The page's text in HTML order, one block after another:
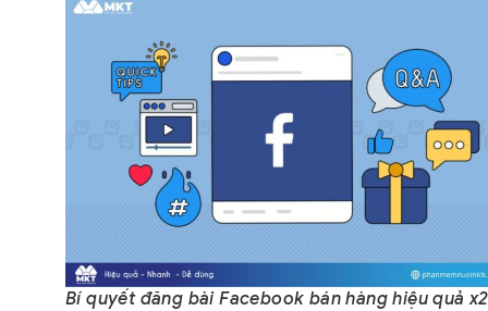
Bí quyết đăng bài Facebook bán hàng hiệu quả x2